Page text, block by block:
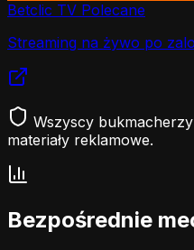
Betclic TV Polecane
Streaming na żywo po
Wszyscy
materiały reklamowe.
Bezpośrednie